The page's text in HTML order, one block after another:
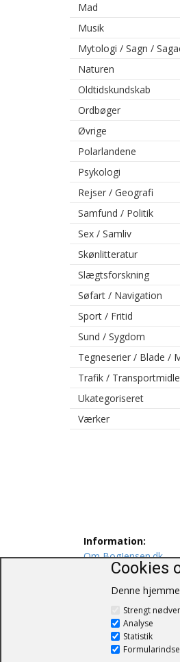
Mad
Musik
Mytologi / Sagn /
Naturen
Oldtidskundskab
Ordbøger
Øvrige
Polarlandene
Psykologi
Rejser / Geografi
Samfund / Politik
Sex / Samliv
Skønlitteratur
Slægtsforskning
Søfart / Navigation
Sport / Fritid
Sund / Sygdom
Tegneserier / Blade /
Trafik /
Ukategoriseret
Værker
Information:
Om BogJensen.dk
Levering
Persondatapolitik
Salgs og
Kontakt os
Cookies
Denne
Strengt
Analyse
Statistik